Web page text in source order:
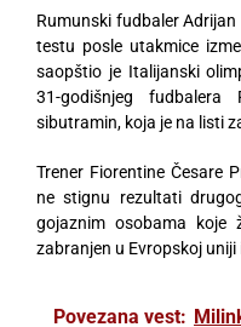
Rumunski fudbaler
testu posle utakmice
saopštio je Italijanski
31-godišnjeg fudbalera
sibutramin, koja je na listi
Trener Fiorentine Česare
ne stignu rezultati
gojaznim osobama koje
zabranjen u Evropskoj uniji
Povezana vest: